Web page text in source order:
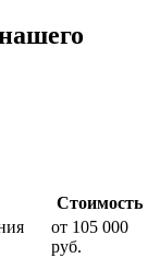
Стоимость
от 105 000
руб.